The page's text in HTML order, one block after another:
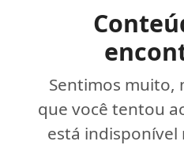
Sentimos muito,
que você tentou
está